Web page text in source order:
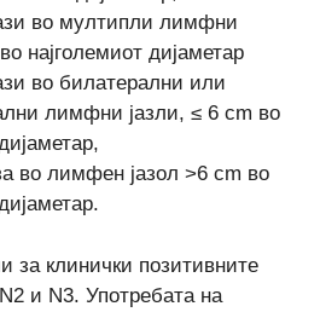
во мултипли лимфни
најголемиот дијаметар
во билатерални или
лимфни јазли, ≤ 6 cm во
во лимфен јазол >6 cm во
за клинички позитивните
и N3. Употребата на